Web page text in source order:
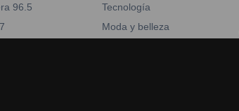
96.5
Tecnología
Moda y belleza